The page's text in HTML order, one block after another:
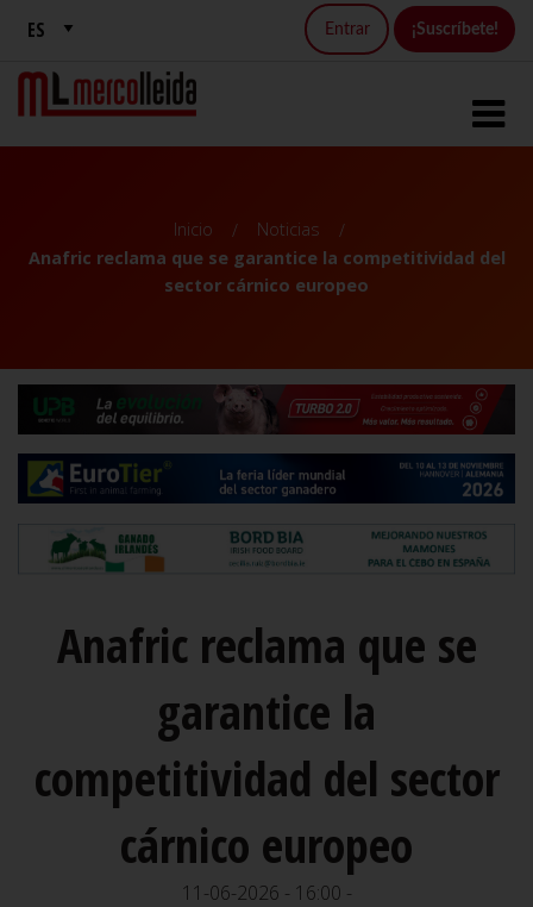
Entrar ¡Suscríbete!
Inicio
Noticias
Anafric reclama que se garantice la competitividad del
sector cárnico europeo
Anafric reclama que se
garantice la
competitividad del sector
cárnico europeo
11-06-2026 - 16:00 -